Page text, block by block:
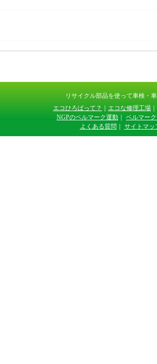
リサイクル部品を使って車検
エコひろばって？
エコな修理工場
NGPのベルマーク運動
ベルマー
よくある質問
サイトマッ